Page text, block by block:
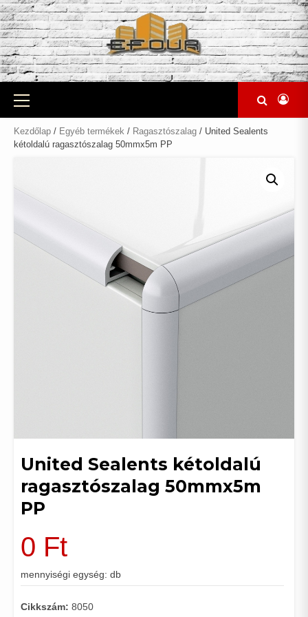
Skip
to
content
Primary
Menu
Kezdőlap / Egyéb termékek / Ragasztószalag / United Sealents
kétoldalú ragasztószalag 50mmx5m PP
United Sealents kétoldalú
ragasztószalag 50mmx5m
PP
0 Ft
mennyiségi egység: db
Cikkszám: 8050